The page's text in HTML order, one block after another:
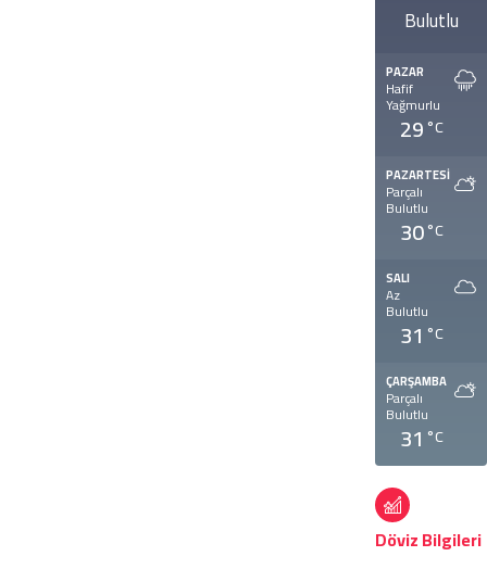
Bulutlu
PAZAR
Hafif
Yağmurlu
29°C
PAZARTESI
Parçalı
Bulutlu
30°C
SALI
Az
Bulutlu
31 °C
ÇARŞAMBA
Parçalı
Bulutlu
31 °C
Döviz Bilgileri